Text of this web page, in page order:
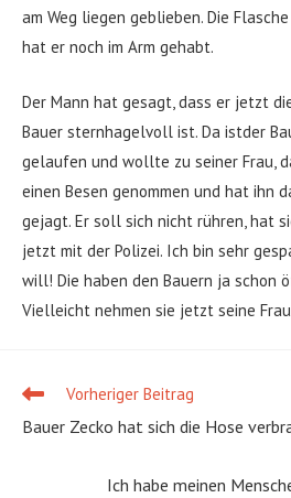
am Weg liegen geblieben. Die
hat er noch im Arm gehabt.
Der Mann hat gesagt, dass er jetzt
Bauer sternhagelvoll ist. Da istder
gelaufen und wollte zu seiner Frau,
einen Besen genommen und hat ihn
gejagt. Er soll sich nicht rühren, hat
jetzt mit der Polizei. Ich bin sehr
will! Die haben den Bauern ja schon
Vielleicht nehmen sie jetzt seine
Weitere
ansehen
Vorheriger Beitrag
Bauer Zecko hat sich die Hose
Ich habe meinen